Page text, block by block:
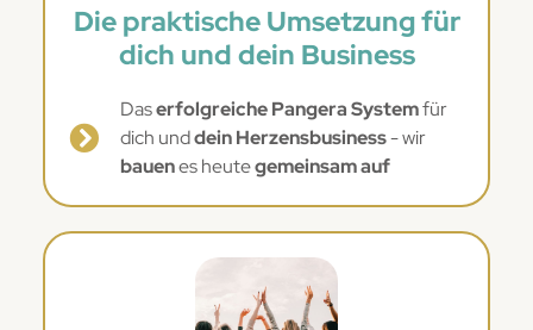
Die praktische Umsetzung für
dich und dein Business
Daserfolgreiche Pangera Systemfür
dich unddein Herzensbusiness- wir
bauenes heutegemeinsam auf